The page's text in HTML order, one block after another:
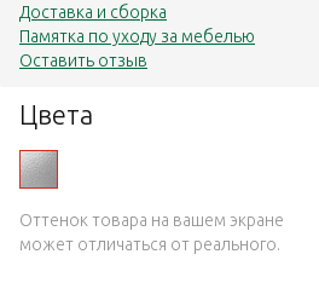
Цвета
Оттенок товара на вашем экране
может отличаться от реального.
Доставка и сборка
Памятка по уходу за мебелью
Оставить отзыв